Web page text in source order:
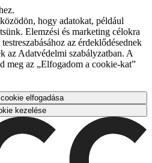
hogy adatokat, például
Elemzési és marketing célokra
az érdeklődésednek
az Adatvédelmi szabályzatban. A
meg az „Elfogadom a cookie-kat”
elfogadása
kezelése